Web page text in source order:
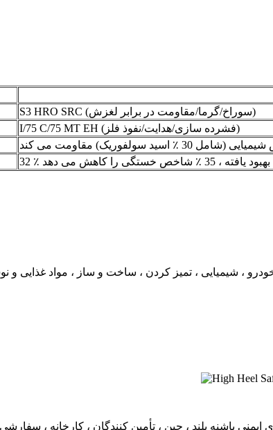
S3 HRO SRC (سوراخ/گرما/مقاومت در برابر لغزش)
I/75 C/75 MT EH (فشرده سازی/هدایت/نفوذ فلز)
شاخص خستگی را کاهش می دهد
، شیمیایی ، تمیز کردن ، ساخت و ساز ، مواد غذایی و
پاشنه بلند ، چین ، تأمین کنندگان ، کارخانه ،